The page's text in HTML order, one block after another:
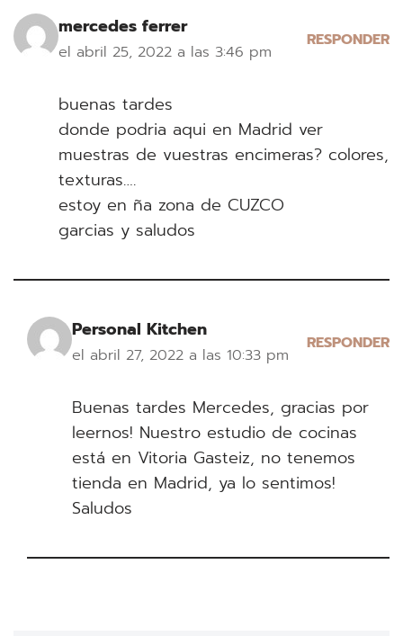
mercedes ferrer
el abril 25, 2022 a las 3:46 pm
RESPONDER
buenas tardes
donde podria aqui en Madrid ver
muestras de vuestras encimeras? colores,
texturas….
estoy en ña zona de CUZCO
garcias y saludos
Personal Kitchen
el abril 27, 2022 a las 10:33 pm
RESPONDER
Buenas tardes Mercedes, gracias por
leernos! Nuestro estudio de cocinas
está en Vitoria Gasteiz, no tenemos
tienda en Madrid, ya lo sentimos!
Saludos